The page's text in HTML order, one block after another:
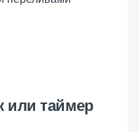
или таймер